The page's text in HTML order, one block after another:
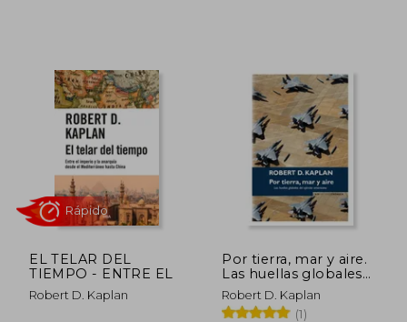
5%
dcto. 22,80 €
5%
dcto.
EL TELAR DEL
TIEMPO - ENTRE EL
Robert D. Kaplan
Por tierra, mar y aire.
Las huellas globales
del ejército
americano
Robert D. Kaplan
(1)